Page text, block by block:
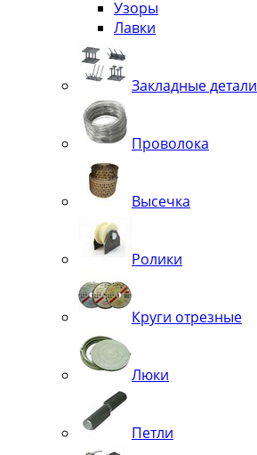
Узоры
Лавки
Закладные детали
Проволока
Высечка
Ролики
Круги отрезные
Люки
Петли